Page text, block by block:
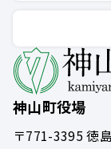
神山町役場
〒771-3395徳